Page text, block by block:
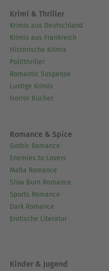
Krimi & Thriller
Krimis aus Deutschland
Krimis aus Frankreich
Historische Krimis
Politthriller
Romantic Suspense
Lustige Krimis
Horror Bücher
Romance & Spice
Gothic Romance
Enemies to Lovers
Mafia Romance
Slow Burn Romance
Sports Romance
Dark Romance
Erotische Literatur
Kinder & Jugend